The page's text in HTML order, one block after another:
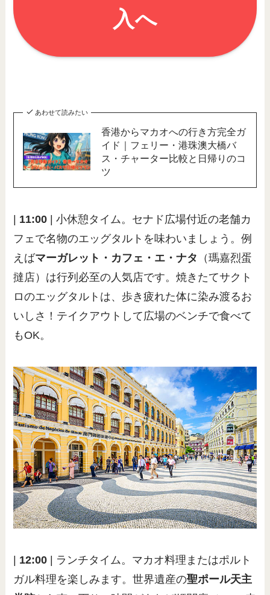
入へ
あわせて読みたい
香港からマカオへの行き方完全ガ
イド｜フェリー・港珠澳大橋バ
ス・チャーター比較と日帰りのコ
ツ
| 11:00 | 小休憩タイム。セナド広場付近の老舗カ
フェで名物のエッグタルトを味わいましょう。例
えばマーガレット・カフェ・エ・ナタ
（瑪嘉烈蛋
撻店）は行列必至の人気店です。焼きたてサクト
ロのエッグタルトは、歩き疲れた体に染み渡るお
いしさ！テイクアウトして広場のベンチで食べて
もOK。
12:00 | ランチタイム。マカオ料理またはポルト
ガル料理を楽しみます。世界遺産の聖ポール天主